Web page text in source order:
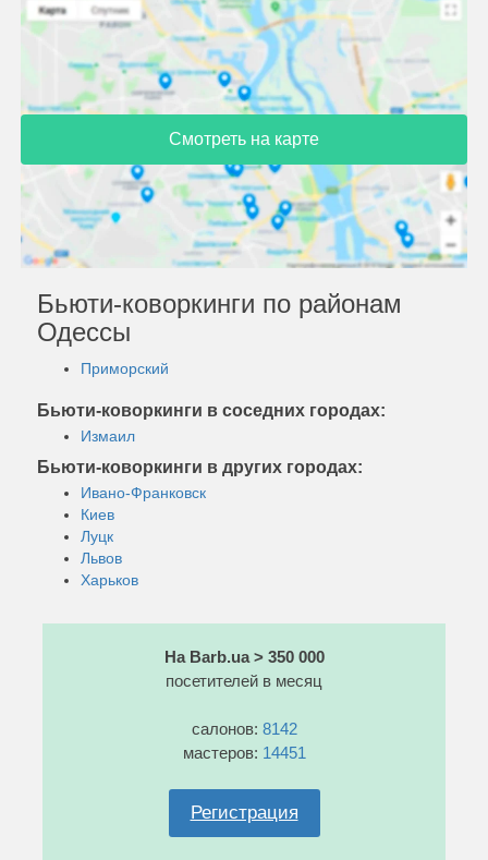
Смотреть на карте
Бьюти-коворкинги по районам
Одессы
Приморский
Бьюти-коворкинги в соседних городах:
Измаил
Бьюти-коворкинги в других городах:
Ивано-Франковск
Киев
Луцк
Львов
Харьков
На Barb.ua > 350 000
посетителей в месяц
салонов: 8142
мастеров: 14451
Регистрация